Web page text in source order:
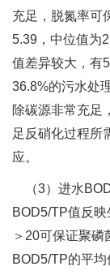
充足，脱氮率可
5.39，中位值为
值差异较大，有
36.8%的污水处
除碳源非常充足
足反硝化过程所
应。
（3）进水
BOD5/TP值反
＞20可保证聚磷
BOD5/TP的平